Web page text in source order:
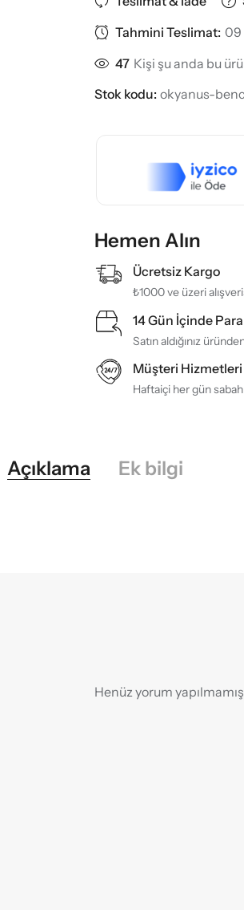
Tahmini Teslimat: 09
32 Kişi şu anda bu
Stok kodu: okyanus-
Hemen Alın
Ücretsiz Kargo
₺1000 ve üzeri
14 Gün İçinde
Satın aldığınız
Müşteri Hizmetleri
Haftaiçi her gün
Açıklama Ek bilgi
Henüz yorum